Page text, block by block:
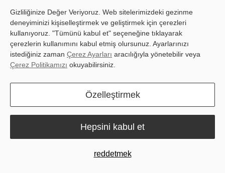
FJD PaintMaster ™ Pro RLM01 Robotic Line Marker
Gizliliğinize Değer Veriyoruz. Web sitelerimizdeki gezinme
deneyiminizi kişiselleştirmek ve geliştirmek için çerezleri
kullanıyoruz. "Tümünü kabul et" seçeneğine tıklayarak
çerezlerin kullanımını kabul etmiş olursunuz. Ayarlarınızı
istediğiniz zaman Çerez Ayarları aracılığıyla yönetebilir veya
Çerez Politikamızı okuyabilirsiniz.
Özelleştirmek
reddetmek
Hepsini kabul et